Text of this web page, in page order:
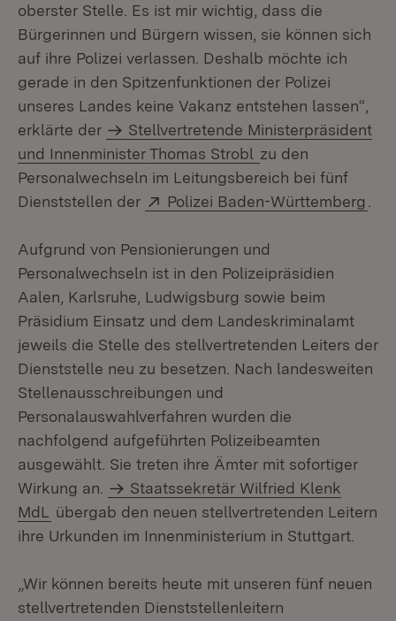
oberster Stelle. Es ist mir wichtig, dass die
Bürgerinnen und Bürgern wissen, sie können sich
auf ihre Polizei verlassen. Deshalb möchte ich
gerade in den Spitzenfunktionen der Polizei
unseres Landes keine Vakanz entstehen lassen“,
erklärte der
Stellvertretende Ministerpräsident
und Innenminister Thomas Strobl zu den
Personalwechseln im Leitungsbereich bei fünf
Dienststellen der
Extern:
Polizei Baden-Württemberg
Aufgrund von Pensionierungen und
Personalwechseln ist in den Polizeipräsidien
Aalen, Karlsruhe, Ludwigsburg sowie beim
Präsidium Einsatz und dem Landeskriminalamt
jeweils die Stelle des stellvertretenden Leiters der
Dienststelle neu zu besetzen. Nach landesweiten
Stellenausschreibungen und
Personalauswahlverfahren wurden die
nachfolgend aufgeführten Polizeibeamten
ausgewählt. Sie treten ihre Ämter mit sofortiger
Wirkung an.
Staatssekretär Wilfried Klenk
MdL
übergab den neuen stellvertretenden Leitern
ihre Urkunden im Innenministerium in Stuttgart.
„Wir können bereits heute mit unseren fünf neuen
stellvertretenden Dienststellenleitern